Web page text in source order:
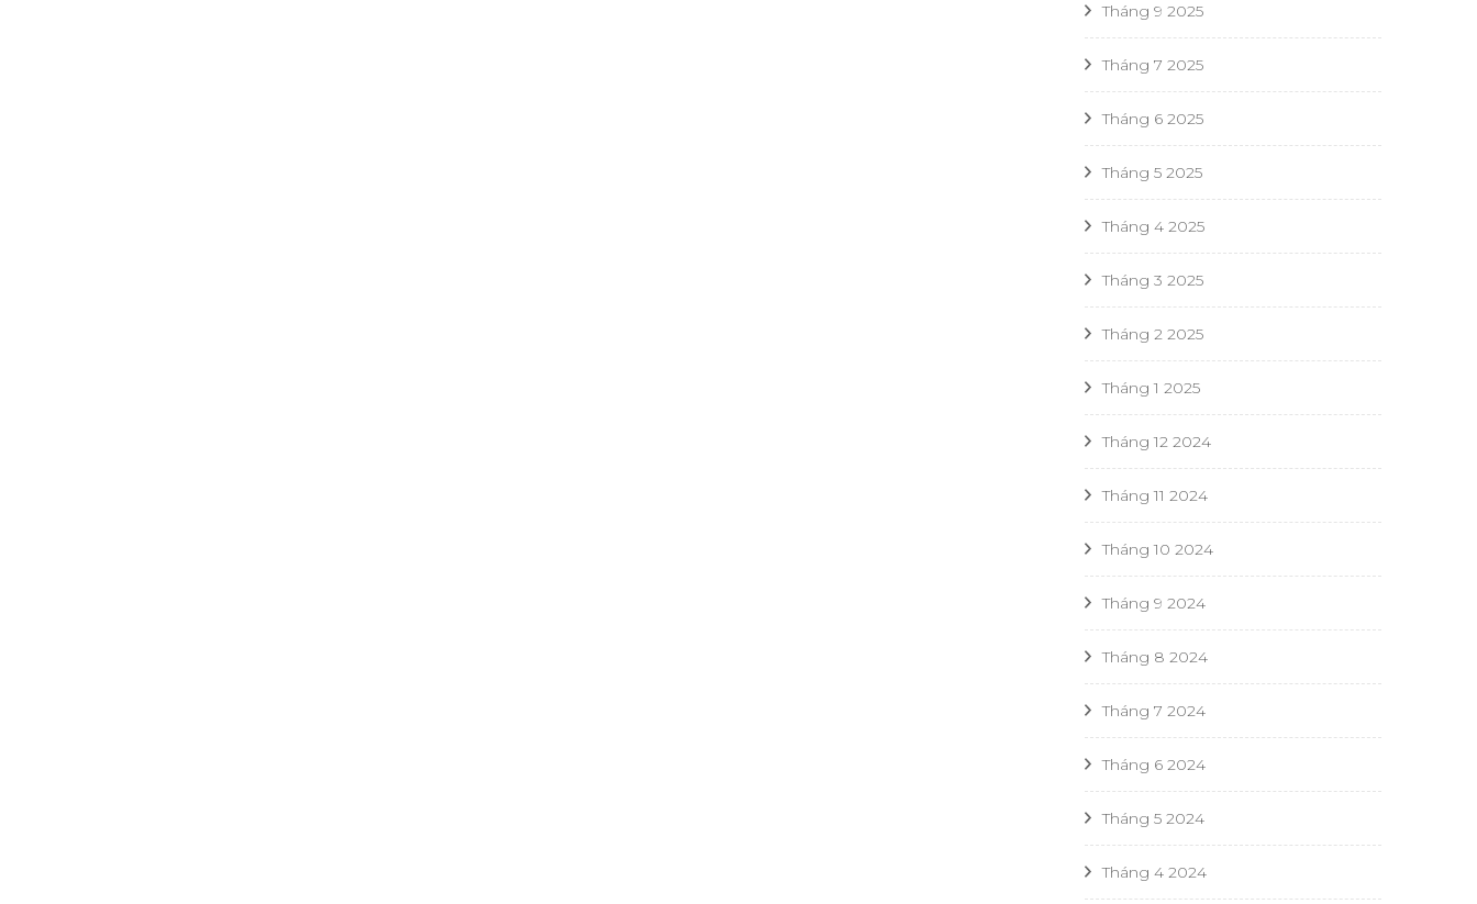
Tháng 9 2025
Tháng 7 2025
Tháng 6 2025
Tháng 5 2025
Tháng 4 2025
Tháng 3 2025
Tháng 2 2025
Tháng 1 2025
Tháng 12 2024
Tháng 11 2024
Tháng 10 2024
Tháng 9 2024
Tháng 8 2024
Tháng 7 2024
Tháng 6 2024
Tháng 5 2024
Tháng 4 2024